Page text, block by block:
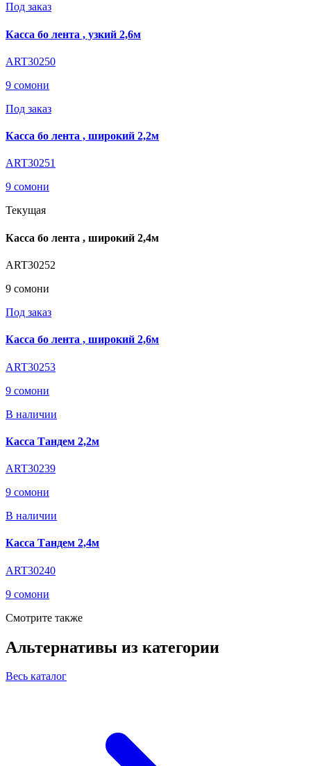
Под заказ
Касса бо лента , узкий 2,6м
ART30250
9 сомони
Под заказ
Касса бо лента , широкий 2,2м
ART30251
9 сомони
Текущая
Касса бо лента , широкий 2,4м
ART30252
9 сомони
Под заказ
Касса бо лента , широкий 2,6м
ART30253
9 сомони
В наличии
Касса Тандем 2,2м
ART30239
9 сомони
В наличии
Касса Тандем 2,4м
ART30240
9 сомони
Смотрите также
Альтернативы из категории
Весь каталог